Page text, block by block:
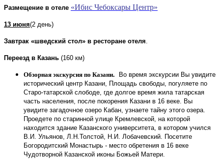
Размещение в отеле «Ибис Чебоксары Центр»
13 июня(2 день)
Завтрак «шведский стол» в ресторане отеля.
Переезд в Казань (160 км)
Обзорная экскурсия по Казани.
Во время экскурсии Вы увидите
исторический центр Казани, Площадь свободы, погуляете по
Старо-татарской слободе, где долгое время жила татарская
часть населения, после покорения Казани в 16 веке. Вы
увидите загадочное озеро Кабан, узнаете тайну этого озера.
Проедете по старинной улице Кремлевской, на которой
находится здание Казанского университета, в котором учился
В.И. Ульянов, Л.Н.Толстой, Н.И. Лобачевский. Посетите
Богородитский Монастырь - место обретения в 16 веке
Чудотворной Казанской иконы Божьей Матери.